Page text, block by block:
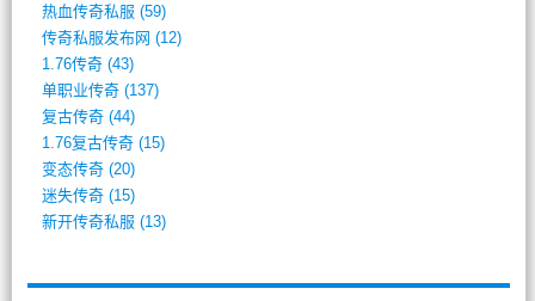
热血传奇私服 (59)
传奇私服发布网 (12)
1.76传奇(43)
单职业传奇(137)
复古传奇(44)
1.76复古传奇(15)
变态传奇(20)
迷失传奇(15)
新开传奇私服 (13)